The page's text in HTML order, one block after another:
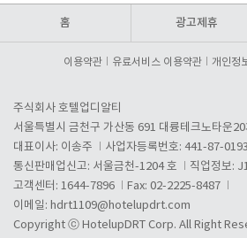
홈 광고제휴
이용약관 유료서비스 이용약관 개인정
주식회사 호텔업디알티
서울특별시 금천구 가산동 691 대륭테크노타운
대표이사: 이송주
사업자등록번호: 441-87-
통신판매업신고: 서울금천-1204 호
직업정보:
고객센터: 1644-7896
Fax: 02-2225-8487
이메일: hdrt1109@hotelupdrt.com
Copyright ⓒ HotelupDRT Corp. All Right